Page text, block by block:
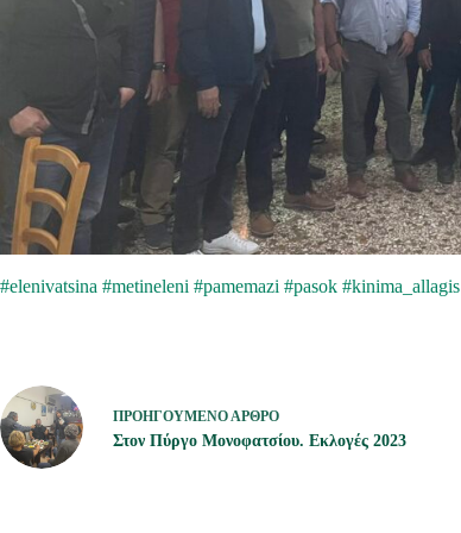
#elenivatsina #metineleni #pamemazi #pasok #kinima_allagis
ΠΡΟΗΓΟΎΜΕΝΟΆΡΘΡΟ
Στον Πύργο Μονοφατσίου. Εκλογές 2023